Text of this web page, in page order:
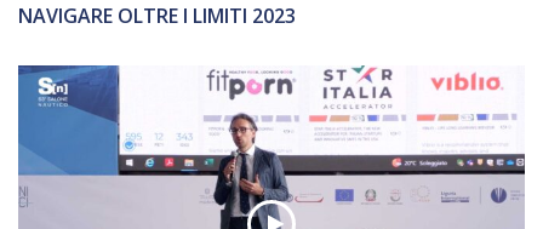
NAVIGARE OLTRE I LIMITI 2023